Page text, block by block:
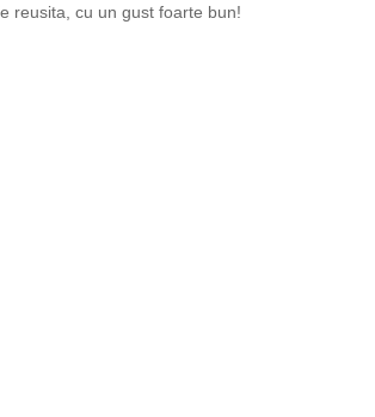
reusita, cu un gust foarte bun!